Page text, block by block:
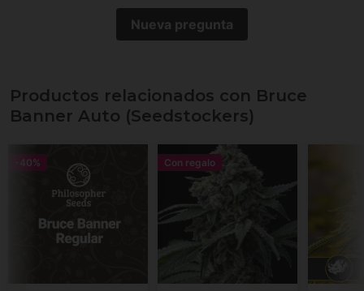
Nueva pregunta
Productos relacionados con Bruce
Banner Auto (Seedstockers)
-40% Con regalo